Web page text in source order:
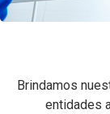
Brindamos
entidades